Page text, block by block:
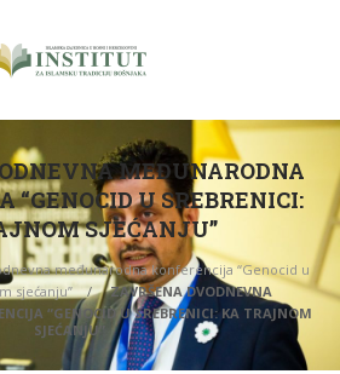
MEĐUNARODNA
“GENOCID U SREBRENICI:
SJEĆANJU”
međunarodna konferencija “Genocid u
sjećanju”
ZAVRŠENA DVODNEVNA
“GENOCID U SREBRENICI: KA TRAJNOM
SJEĆANJU”